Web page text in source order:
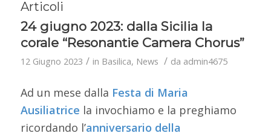
Articoli
24 giugno 2023: dalla Sicilia la
corale “Resonantie Camera Chorus”
12 Giugno 2023 / in Basilica, News / da admin4675
Ad un mese dalla Festa di Maria
Ausiliatrice la invochiamo e la preghiamo
ricordando l’anniversario della